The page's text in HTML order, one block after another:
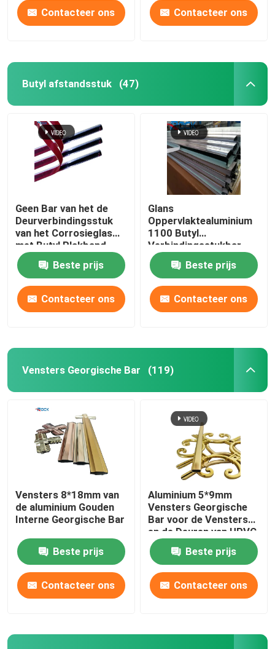
Contacteer ons Contacteer ons
Butyl afstandsstuk (47)
Geen Bar van het de
Deurverbindingsstuk
van het Corrosieglas
met Butyl Plakband
Beste prijs
Contacteer ons
Glans
Oppervlaktealuminium
1100 Butyl
Verbindingsstukbar
Antiroest voor
GlasvenstersBeste prijs
Contacteer ons
Vensters Georgische Bar (119)
Vensters 8*18mm van
de aluminium Gouden
Interne Georgische Bar
Beste prijs
Contacteer ons
Aluminium 5*9mm
Vensters Georgische
Bar voor de Vensters
en de Deuren van UPVC
Beste prijs
Contacteer ons